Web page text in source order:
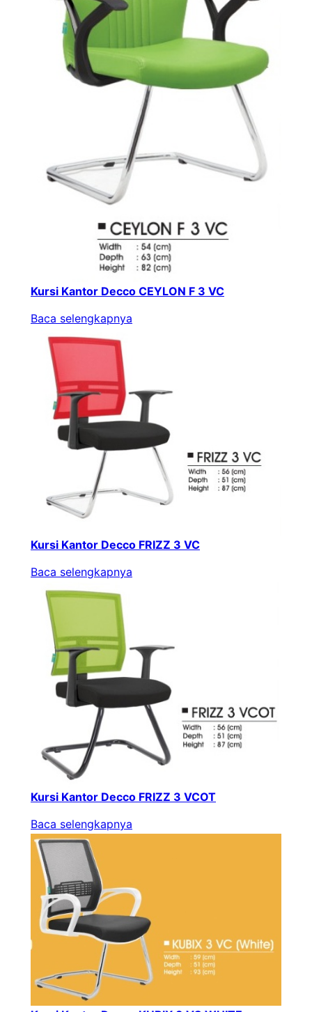
Kursi Kantor Decco CEYLON F 3 VC
Baca selengkapnya
Kursi Kantor Decco FRIZZ 3 VC
Baca selengkapnya
Kursi Kantor Decco FRIZZ 3 VCOT
Baca selengkapnya